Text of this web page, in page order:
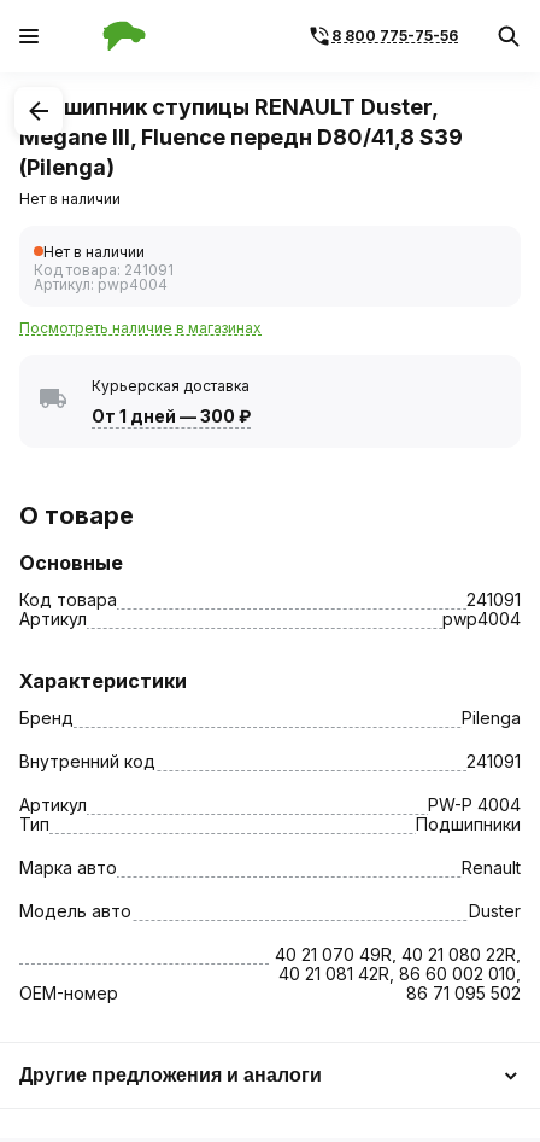
8 800 775-75-56
1/2
Подшипник ступицы RENAULT Duster,
Megane III, Fluence передн D80/41,8 S39
(Pilenga)
Нет в наличии
Нет в наличии
Код товара: 241091
Артикул: pwp4004
Посмотреть наличие в магазинах
Курьерская доставка
От 1 дней —300 ₽
О товаре
Основные
Код товара
241091
Артикул
pwp4004
Характеристики
Бренд Pilenga
Внутренний код 241091
Артикул
PW-P 4004
Тип
Подшипники
Марка авто Renault
Модель авто Duster
OEM-номер
40 21 070 49R, 40 21 080 22R,
40 21 081 42R, 86 60 002 010,
86 71 095 502
Другие предложения и аналоги